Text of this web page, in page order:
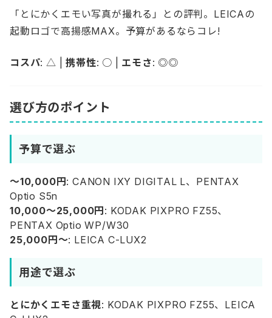
「とにかくエモい写真が撮れる」との評判。LEICAの
起動ロゴで高揚感MAX。予算があるならコレ!
コスパ: △ |携帯性: ○ | エモさ: ◎◎
選び方のポイント
予算で選ぶ
〜10,000円 : CANON IXY DIGITAL L、PENTAX
Optio S5n
10,000〜25,000円 : KODAK PIXPRO FZ55、
PENTAX Optio WP/W30
25,000円〜: LEICA C-LUX2
用途で選ぶ
とにかくエモさ重視: KODAK PIXPRO FZ55、LEICA